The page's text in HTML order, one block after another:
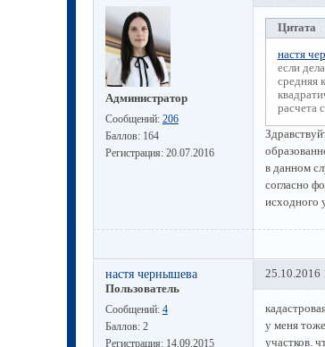
Администратор
Сообщений: 206
Баллов: 164
Регистрация: 20.07.2016
Цитата
настя
если
средняя
расчета
в данном
согласно
исходного
настя чернышева
Пользователь
Сообщений: 4
Баллов: 2
Регистрация: 14.09.2015
25.10.2016
у меня
участков.